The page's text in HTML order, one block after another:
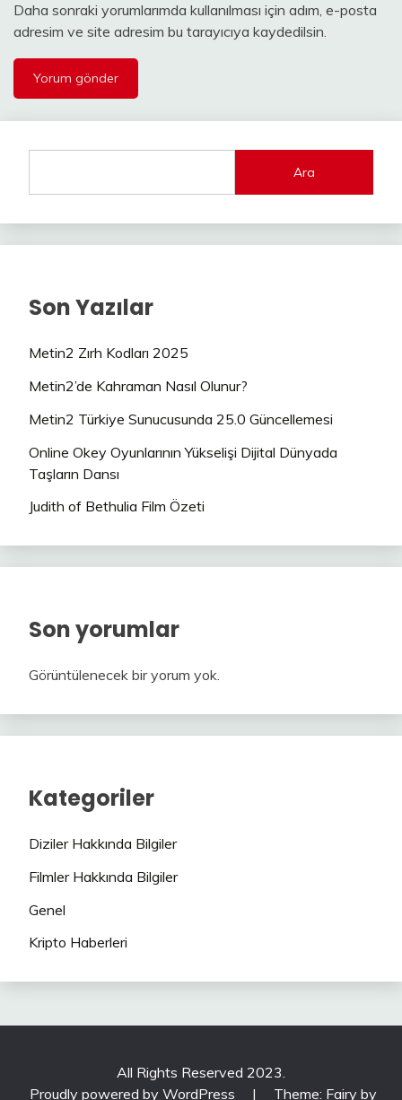
Daha sonraki yorumlarımda kullanılması için adım, e-posta
adresim ve site adresim bu tarayıcıya kaydedilsin.
Ara
Son Yazılar
Metin2 Zırh Kodları 2025
Metin2’de Kahraman Nasıl Olunur?
Metin2 Türkiye Sunucusunda 25.0 Güncellemesi
Online Okey Oyunlarının Yükselişi Dijital Dünyada
Taşların Dansı
Judith of Bethulia Film Özeti
Son yorumlar
Görüntülenecek bir yorum yok.
Kategoriler
Diziler Hakkında Bilgiler
Filmler Hakkında Bilgiler
Genel
Kripto Haberleri
All Rights Reserved 2023.
Proudly powered by WordPress
| Theme: Fairy by